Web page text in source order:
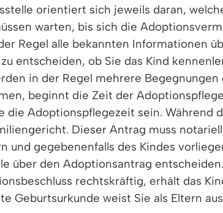
orientiert sich jeweils daran,
warten, bis sich die
Regel alle bekannten Informationen
entscheiden, ob Sie das Kind
in der Regel mehrere Begegnungen
beginnt die Zeit der
die Adoptionspflegezeit sein.
Dieser Antrag muss
und gegebenenfalls des Kindes
über den Adoptionsantrag entscheiden.
rechtskräftig, erhält das
Geburtsurkunde weist Sie als Eltern